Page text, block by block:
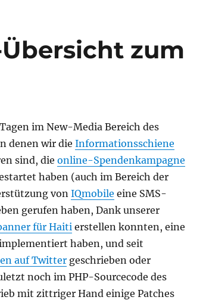
zum
im New-Media Bereich des
denen wir die Informationsschiene
sind, die online-Spendenkampagne
haben (auch im Bereich der
vonIQmobile eine SMS-
gerufen haben, Dank unserer
für Haitierstellen konnten, eine
haben, und seit
auf Twittergeschrieben oder
noch im PHP-Sourcecode des
mit zittriger Hand einige Patches